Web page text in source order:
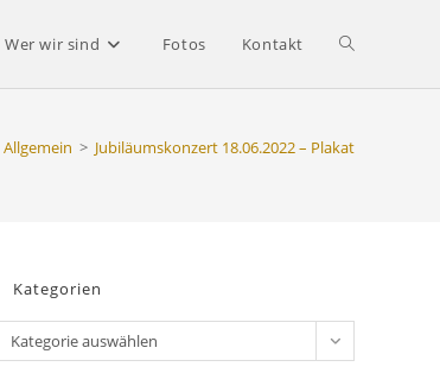
Wer wir sind Fotos Kontakt Website-
Allgemein > Jubiläumskonzert 18.06.2022 – Plakat
Kategorien
Kategorien
Kategorie auswählen